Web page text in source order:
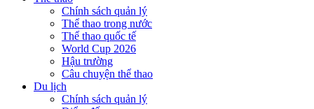
Chính sách quản lý
Thể thao trong nước
Thể thao quốc tế
World Cup 2026
Hậu trường
Câu chuyện thể thao
Du lịch
Chính sách quản lý